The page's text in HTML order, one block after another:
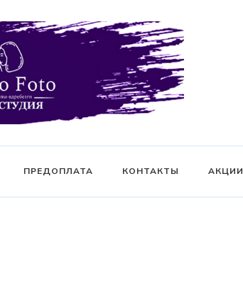
манекен — Сертификат на фотосессию
ПРЕДОПЛАТА КОНТАКТЫ АКЦИИ